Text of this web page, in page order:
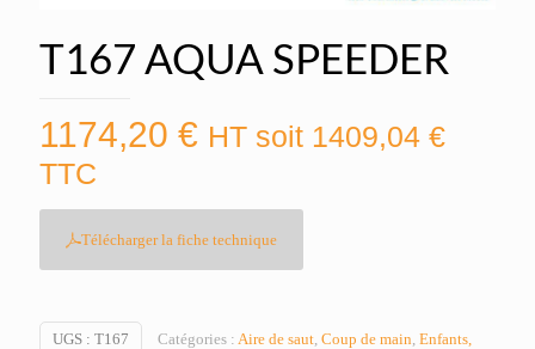
T167 AQUA SPEEDER
1174,20 € HT soit 1409,04 €
TTC
Télécharger la fiche technique
UGS : T167 Catégories : Aire de saut Coup de main Enfants,